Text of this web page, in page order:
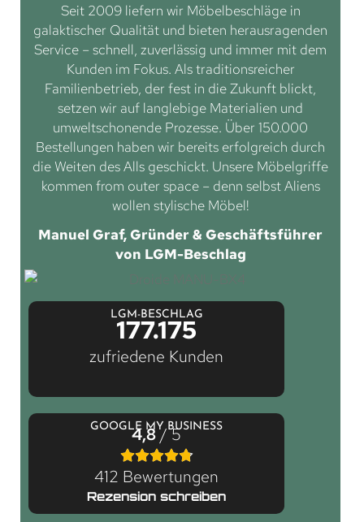
Seit 2009 liefern wir Möbelbeschläge in
galaktischer Qualität und bieten herausragenden
Service – schnell, zuverlässig und immer mit dem
Kunden im Fokus. Als traditionsreicher
Familienbetrieb, der fest in die Zukunft blickt,
setzen wir auf langlebige Materialien und
umweltschonende Prozesse. Über 150.000
Bestellungen haben wir bereits erfolgreich durch
die Weiten des Alls geschickt. Unsere Möbelgriffe
kommen from outer space – denn selbst Aliens
wollen stylische Möbel!
Manuel Graf, Gründer & Geschäftsführer
von LGM-Beschlag
LGM-BESCHLAG
177.175
zufriedene Kunden
GOOGLE MY BUSINESS
4,8/ 5
412 Bewertungen
Rezension schreiben